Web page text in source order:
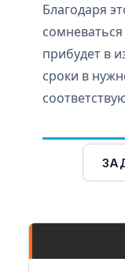
Благодаря
прибудет в
сроки в